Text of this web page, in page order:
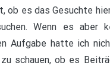
es das Gesuchte
Wenn es
Aufgabe hatte ich
schauen, ob es